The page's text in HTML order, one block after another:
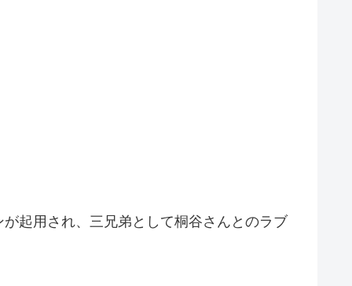
起用され、三兄弟として桐谷さんとのラブ